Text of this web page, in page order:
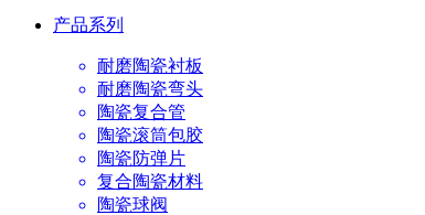
产品系列
耐磨陶瓷衬板
耐磨陶瓷弯头
陶瓷复合管
陶瓷滚筒包胶
陶瓷防弹片
复合陶瓷材料
陶瓷球阀